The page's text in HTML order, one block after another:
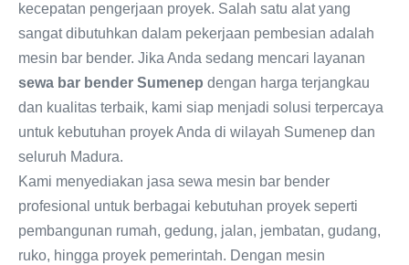
kecepatan pengerjaan proyek. Salah satu alat yang
sangat dibutuhkan dalam pekerjaan pembesian adalah
mesin bar bender. Jika Anda sedang mencari layanan
sewa bar bender Sumenep dengan harga terjangkau
dan kualitas terbaik, kami siap menjadi solusi terpercaya
untuk kebutuhan proyek Anda di wilayah Sumenep dan
seluruh Madura.
Kami menyediakan jasa sewa mesin bar bender
profesional untuk berbagai kebutuhan proyek seperti
pembangunan rumah, gedung, jalan, jembatan, gudang,
ruko, hingga proyek pemerintah. Dengan mesin